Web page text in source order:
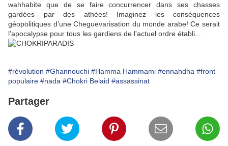
wahhabite que de se faire concurrencer dans ses chasses
gardées par des athées! Imaginez les conséquences
géopolitiques d'une Cheguevarisation du monde arabe! Ce serait
l'apocalypse pour tous les gardiens de l'actuel ordre établi...
#révolution #Ghannouchi #Hamma Hammami #ennahdha #front
populaire #nada #Chokri Belaid #assassinat
Partager